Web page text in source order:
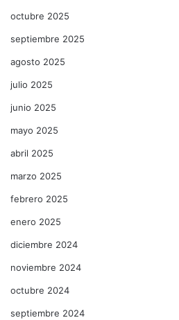
octubre 2025
septiembre 2025
agosto 2025
julio 2025
junio 2025
mayo 2025
abril 2025
marzo 2025
febrero 2025
enero 2025
diciembre 2024
noviembre 2024
octubre 2024
septiembre 2024